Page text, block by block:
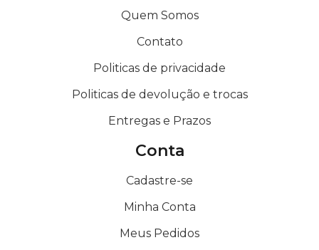
Quem Somos
Contato
Politicas de privacidade
Politicas de devolução e trocas
Entregas e Prazos
Conta
Cadastre-se
Minha Conta
Meus Pedidos